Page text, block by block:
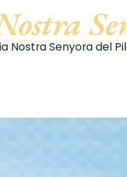
Nostra Senyora del